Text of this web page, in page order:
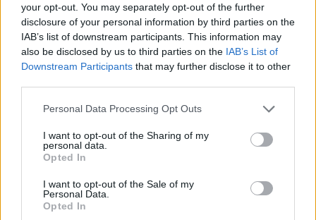
your opt-out. You may separately opt-out of the further
disclosure of your personal information by third parties on the
IAB’s list of downstream participants. This information may
also be disclosed by us to third parties on the IAB’s List of
Downstream Participants that may further disclose it to other
Please note that this website/app uses one or more Google
not limited to your visit or usage behaviour. You may click to
grant or deny consent to Google and its third-party tags to
use your data for below specified purposes in below Google
consent section.
Personal Data Processing Opt Outs
I want to opt-out of the Sharing of my
personal data.
Opted In
I want to opt-out of the Sale of my
Personal Data.
Opted In
Notizie in tempo reale?
Entra nel canale telegram di
GalluraOggi.it
i tuoi video e le tue foto
345 356 7512